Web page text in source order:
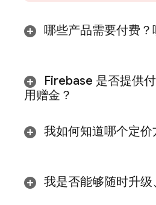
哪些产品需要付费？
Firebase 是否提供
用赠金？
我如何知道哪个定价
我是否能够随时升级